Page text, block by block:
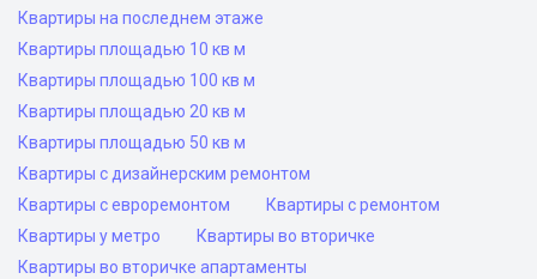
Квартиры на последнем этаже
Квартиры площадью 10 кв м
Квартиры площадью 100 кв м
Квартиры площадью 20 кв м
Квартиры площадью 50 кв м
Квартиры с дизайнерским ремонтом
Квартиры с евроремонтом
Квартиры с ремонтом
Квартиры у метро
Квартиры во вторичке
Квартиры во вторичке апартаменты